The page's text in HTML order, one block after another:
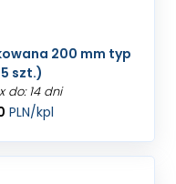
200 mm typ
szt.)
do: 14 dni
PLN/kpl